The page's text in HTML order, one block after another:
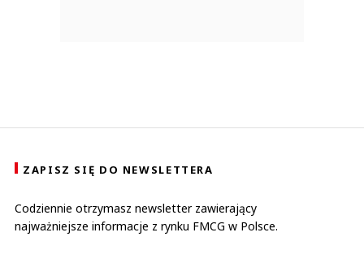
ZAPISZ SIĘ DO NEWSLETTERA
Codziennie otrzymasz newsletter zawierający
najważniejsze informacje z rynku FMCG w Polsce.